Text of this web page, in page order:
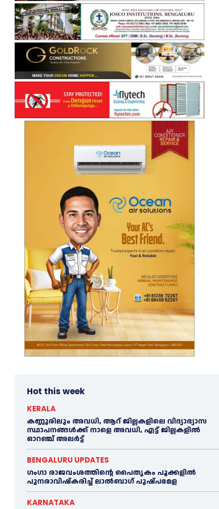
Hot this week
KERALA
കണ്ണൂരിലും അവധി, ആറ് ജില്ലകളിലെ വിദ്യാഭ്യാസ
സ്ഥാപനങ്ങൾക്ക് നാളെ അവധി, എട്ട് ജില്ലകളിൽ
ഓറഞ്ച് അലർട്ട്
BENGALURU UPDATES
ഗംഗാ രാജവംശത്തിന്റെ പൈതൃകം പൂക്കളിൽ
പുനരാവിഷ്‌കരിച്ച് ലാൽബാഗ് പുഷ്പമേള
KARNATAKA